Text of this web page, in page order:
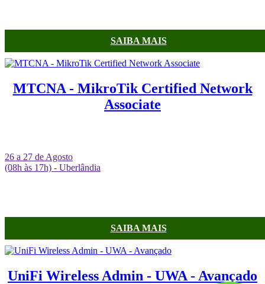
SAIBA MAIS
MTCNA - MikroTik Certified Network
Associate
26 a 27 de Agosto
(08h às 17h) - Uberlândia
SAIBA MAIS
UniFi Wireless Admin - UWA - Avançado